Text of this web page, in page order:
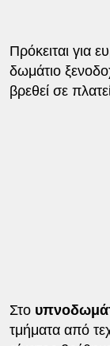
Πρόκειται για
δωμάτιο
βρεθεί σε
Στο
τμήματα από